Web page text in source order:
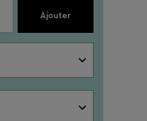
Ajouter